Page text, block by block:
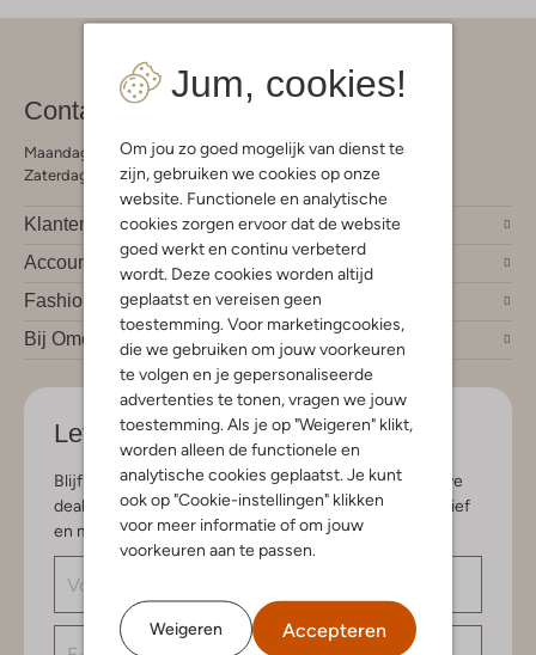
Jum, cookies!
Om jou zo goed mogelijk van dienst te
zijn, gebruiken we cookies op onze
website. Functionele en analytische
cookies zorgen ervoor dat de website
goed werkt en continu verbeterd
wordt. Deze cookies worden altijd
geplaatst en vereisen geen
toestemming. Voor marketingcookies,
die we gebruiken om jouw voorkeuren
te volgen en je gepersonaliseerde
advertenties te tonen, vragen we jouw
toestemming. Als je op "Weigeren" klikt,
worden alleen de functionele en
analytische cookies geplaatst. Je kunt
ook op "Cookie-instellingen" klikken
voor meer informatie of om jouw
voorkeuren aan te passen.
Weigeren Accepteren
Contact
Maandag - Vrijdag 09:00 - 19:00 uur
Zaterdag 09:00 - 17:00 uur
Klantendienst
Account
Fashion trends
Bij Omoda
Let's stay in touch
Blijf op de hoogte van de nieuwste items en exclusieve
deals, speciaal voor jou. Schrijf je in voor de nieuwsbrief
en maak kans op € 150,- shoptegoed.